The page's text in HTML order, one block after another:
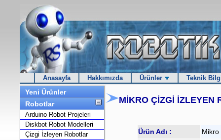
Anasayfa Hakkımızda Ürünler Teknik
Yeni Ürünler
Robotlar
Arduino Robot Projeleri
Diskbot Robot Modelleri
Çizgi İzleyen Robotlar
MİKRO ÇİZGİ İZLEYEN
Ürün Adı :
Mikro